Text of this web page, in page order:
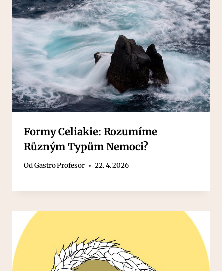
Formy Celiakie: Rozumíme
Různým Typům Nemoci?
OdGastro Profesor 22. 4. 2026